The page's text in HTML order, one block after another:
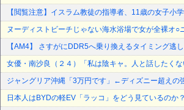
【閲覧注意】イスラム教徒の指導者、11歳の女子
ヌーディストビーチじゃない海水浴場で女が全裸オ
【AM4】 さすがにDDR5へ乗り換えるタイミング逃
女優・南沙良（２４）「私は陰キャ。人と話したく
ジャングリア沖縄「3万円です」←ディズニー超えの
日本人はBYDの軽EV「ラッコ」をどう見ているのか